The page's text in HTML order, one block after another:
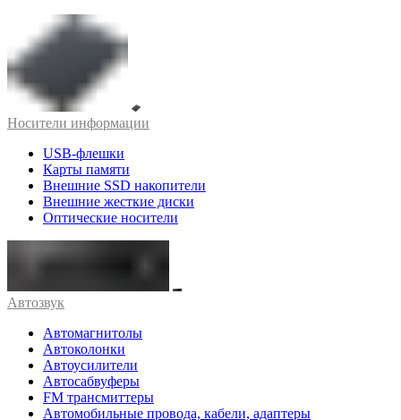
Носители информации
USB-флешки
Карты памяти
Внешние SSD накопители
Внешние жесткие диски
Оптические носители
Автозвук
Автомагнитолы
Автоколонки
Автоусилители
Автосабвуферы
FM трансмиттеры
Автомобильные провода, кабели, адаптеры